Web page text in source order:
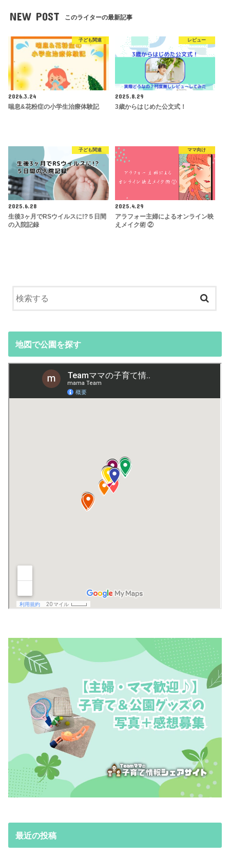
NEW POST このライターの最新記事
子ども関連
2026.3.24
喘息&花粉症の小学生治療体験記
レビュー
2025.8.29
3歳からはじめた公文式！
子ども関連
2025.6.28
生後3ヶ月でRSウイルスに!?５日間
の入院記録
ママ向け
2025.4.29
アラフォー主婦によるオンライン映
えメイク術 ②
地図で公園を探す
最近の投稿